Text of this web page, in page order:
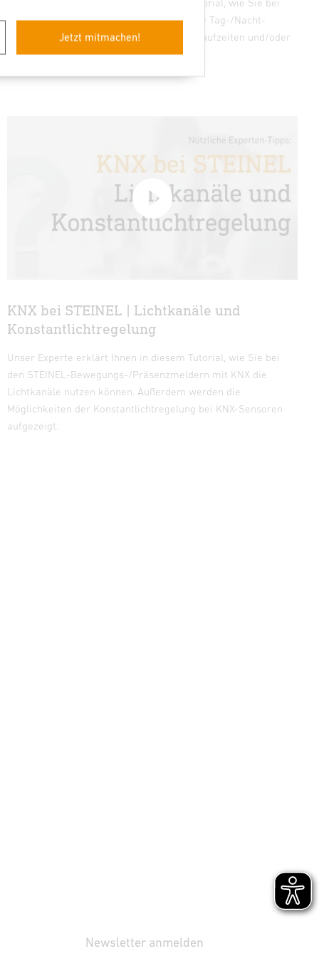
Jetzt mitmachen!
Unser Experte erklärt Ihnen in diesem Tutorial, wie Sie bei
KNX-Sensoren für jeden Lichtausgang eine Tag-/Nacht-
Umschaltung mit unterschiedlichen Nachlaufzeiten und/oder
Helligkeiten aktivieren.
KNX bei STEINEL | Lichtkanäle und
Konstantlichtregelung
Unser Experte erklärt Ihnen in diesem Tutorial, wie Sie bei
den STEINEL-Bewegungs-/Präsenzmeldern mit KNX die
Lichtkanäle nutzen können. Außerdem werden die
Möglichkeiten der Konstantlichtregelung bei KNX-Sensoren
aufgezeigt.
Newsletter anmelden